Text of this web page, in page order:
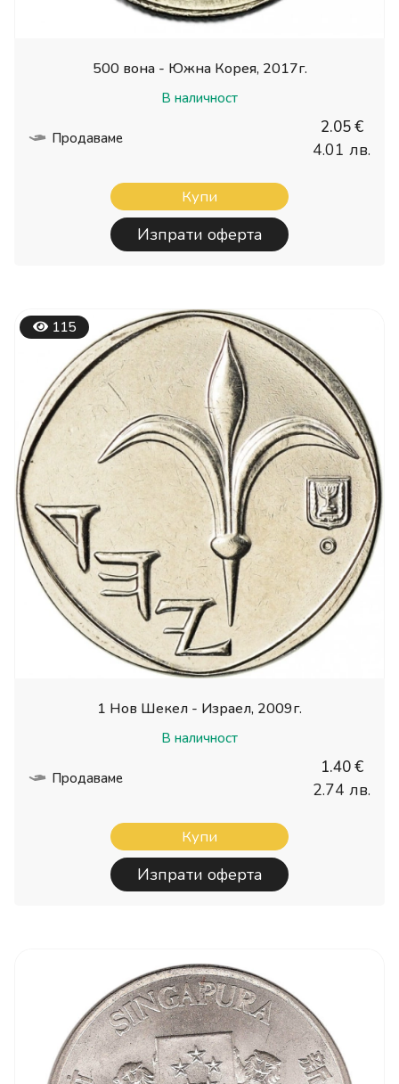
500 вона - Южна Корея, 2017г.
В наличност
Продаваме
2.05 €
4.01 лв.
Купи
Изпрати оферта
115
1 Нов Шекел - Израел, 2009г.
В наличност
Продаваме
1.40 €
2.74 лв.
Купи
Изпрати оферта